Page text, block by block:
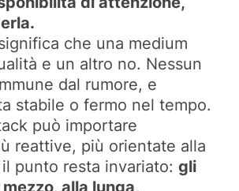
che una medium
e un altro no. Nessun
dal rumore, e
stabile o fermo nel tempo.
può importare
reattive, più orientate alla
punto resta invariato:gli